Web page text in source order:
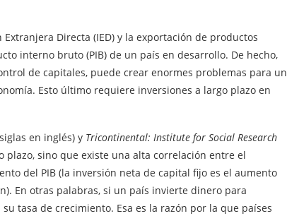
Directa (IED) y la exportación de productos
interno bruto (PIB) de un país en desarrollo. De hecho,
de capitales, puede crear enormes problemas para un
Esto último requiere inversiones a largo plazo en
en inglés) y Tricontinental: Institute for Social Research
plazo, sino que existe una alta correlación entre el
del PIB (la inversión neta de capital fijo es el aumento
En otras palabras, si un país invierte dinero para
tasa de crecimiento. Esa es la razón por la que países